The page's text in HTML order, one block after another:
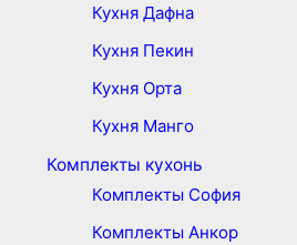
Кухня Дафна
Кухня Пекин
Кухня Орта
Кухня Манго
Комплекты кухонь
Комплекты София
Комплекты Анкор